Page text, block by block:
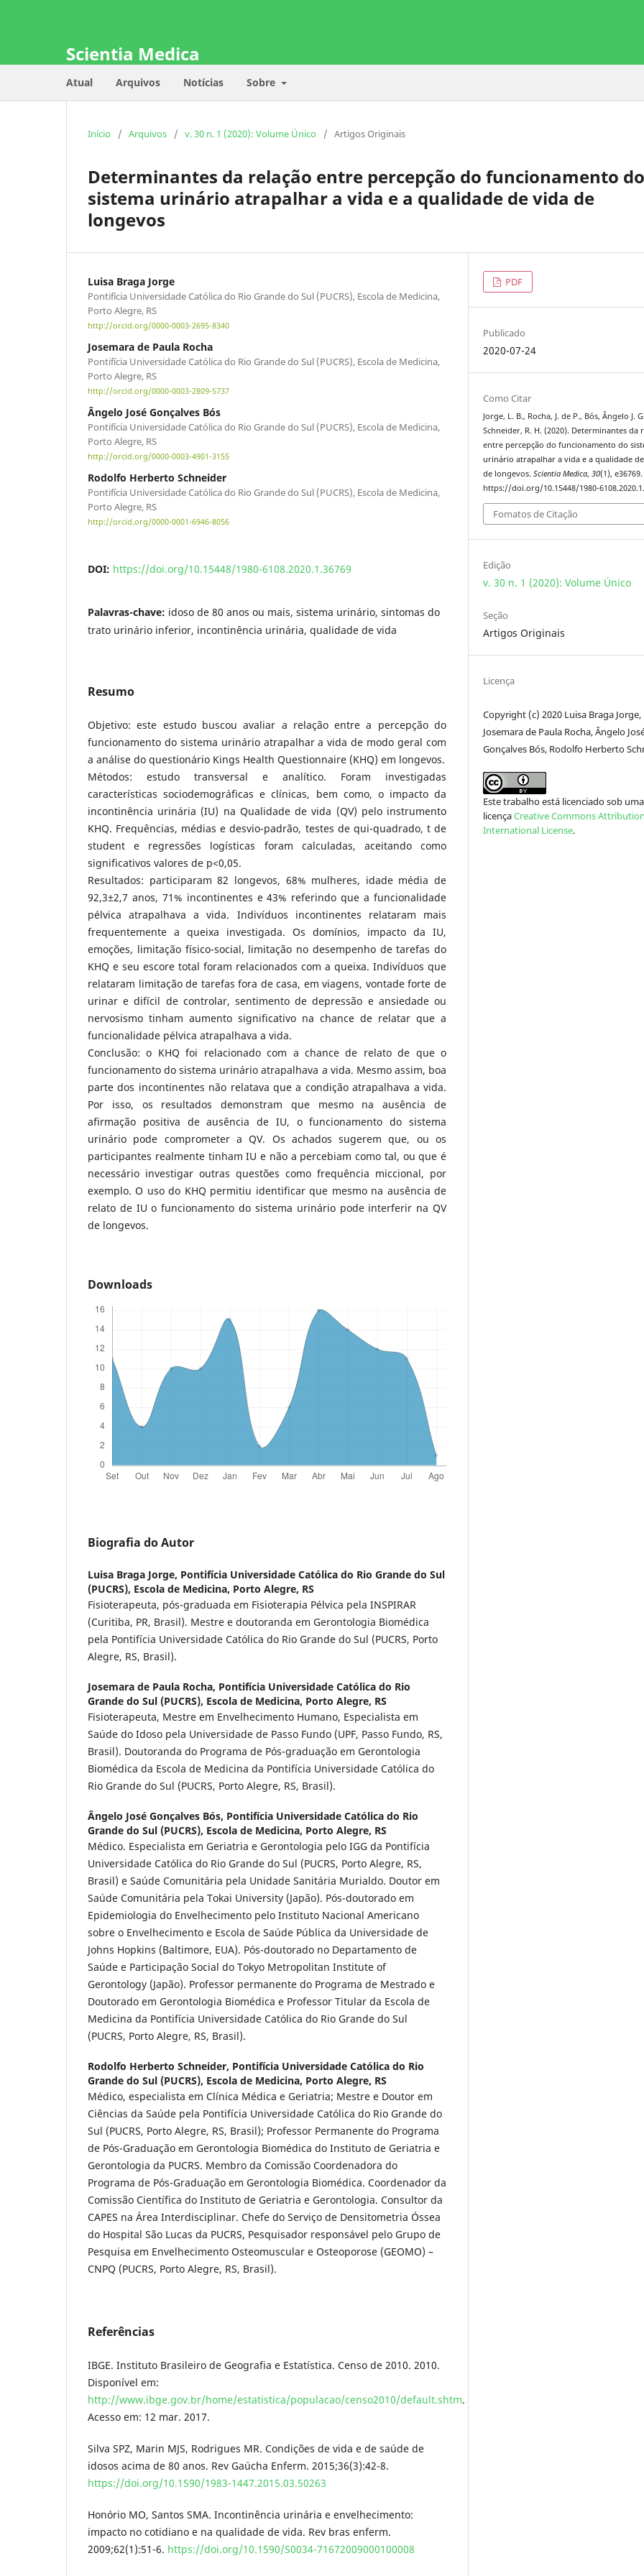
Scientia Medica
Atual Arquivos Notícias Sobre
Início / Arquivos / v. 30 n. 1 (2020): Volume Único / Artigos Originais
Determinantes da relação entre percepção do funcionamento do
sistema urinário atrapalhar a vida e a qualidade de vida de
longevos
Luisa Braga Jorge
Pontifícia Universidade Católica do Rio Grande do Sul (PUCRS), Escola de Medicina,
Porto Alegre, RS
http://orcid.org/0000-0003-2695-8340
Josemara de Paula Rocha
Pontifícia Universidade Católica do Rio Grande do Sul (PUCRS), Escola de Medicina,
Porto Alegre, RS
http://orcid.org/0000-0003-2809-5737
Ângelo José Gonçalves Bós
Pontifícia Universidade Católica do Rio Grande do Sul (PUCRS), Escola de Medicina,
Porto Alegre, RS
http://orcid.org/0000-0003-4901-3155
Rodolfo Herberto Schneider
Pontifícia Universidade Católica do Rio Grande do Sul (PUCRS), Escola de Medicina,
Porto Alegre, RS
http://orcid.org/0000-0001-6946-8056
DOI: https://doi.org/10.15448/1980-6108.2020.1.36769
Palavras-chave: idoso de 80 anos ou mais, sistema urinário, sintomas do
trato urinário inferior, incontinência urinária, qualidade de vida
Resumo
Objetivo: este estudo buscou avaliar a relação entre a percepção do
funcionamento do sistema urinário atrapalhar a vida de modo geral com
a análise do questionário Kings Health Questionnaire (KHQ) em longevos.
Métodos: estudo transversal e analítico. Foram investigadas
características sociodemográficas e clínicas, bem como, o impacto da
incontinência urinária (IU) na Qualidade de vida (QV) pelo instrumento
KHQ. Frequências, médias e desvio-padrão, testes de qui-quadrado, t de
student e regressões logísticas foram calculadas, aceitando como
significativos valores de p<0,05.
Resultados: participaram 82 longevos, 68% mulheres, idade média de
92,3±2,7 anos, 71% incontinentes e 43% referindo que a funcionalidade
pélvica atrapalhava a vida. Indivíduos incontinentes relataram mais
frequentemente a queixa investigada. Os domínios, impacto da IU,
emoções, limitação físico-social, limitação no desempenho de tarefas do
KHQ e seu escore total foram relacionados com a queixa. Indivíduos que
relataram limitação de tarefas fora de casa, em viagens, vontade forte de
urinar e difícil de controlar, sentimento de depressão e ansiedade ou
nervosismo tinham aumento significativo na chance de relatar que a
funcionalidade pélvica atrapalhava a vida.
Conclusão: o KHQ foi relacionado com a chance de relato de que o
funcionamento do sistema urinário atrapalhava a vida. Mesmo assim, boa
parte dos incontinentes não relatava que a condição atrapalhava a vida.
Por isso, os resultados demonstram que mesmo na ausência de
afirmação positiva de ausência de IU, o funcionamento do sistema
urinário pode comprometer a QV. Os achados sugerem que, ou os
participantes realmente tinham IU e não a percebiam como tal, ou que é
necessário investigar outras questões como frequência miccional, por
exemplo. O uso do KHQ permitiu identificar que mesmo na ausência de
relato de IU o funcionamento do sistema urinário pode interferir na QV
de longevos.
Downloads
Biografia do Autor
Luisa Braga Jorge, Pontifícia Universidade Católica do Rio Grande do Sul
(PUCRS), Escola de Medicina, Porto Alegre, RS
Fisioterapeuta, pós-graduada em Fisioterapia Pélvica pela INSPIRAR
(Curitiba, PR, Brasil). Mestre e doutoranda em Gerontologia Biomédica
pela Pontifícia Universidade Católica do Rio Grande do Sul (PUCRS, Porto
Alegre, RS, Brasil).
Josemara de Paula Rocha, Pontifícia Universidade Católica do Rio
Grande do Sul (PUCRS), Escola de Medicina, Porto Alegre, RS
Fisioterapeuta, Mestre em Envelhecimento Humano, Especialista em
Saúde do Idoso pela Universidade de Passo Fundo (UPF, Passo Fundo, RS,
Brasil). Doutoranda do Programa de Pós-graduação em Gerontologia
Biomédica da Escola de Medicina da Pontifícia Universidade Católica do
Rio Grande do Sul (PUCRS, Porto Alegre, RS, Brasil).
Ângelo José Gonçalves Bós, Pontifícia Universidade Católica do Rio
Grande do Sul (PUCRS), Escola de Medicina, Porto Alegre, RS
Médico. Especialista em Geriatria e Gerontologia pelo IGG da Pontifícia
Universidade Católica do Rio Grande do Sul (PUCRS, Porto Alegre, RS,
Brasil) e Saúde Comunitária pela Unidade Sanitária Murialdo. Doutor em
Saúde Comunitária pela Tokai University (Japão). Pós-doutorado em
Epidemiologia do Envelhecimento pelo Instituto Nacional Americano
sobre o Envelhecimento e Escola de Saúde Pública da Universidade de
Johns Hopkins (Baltimore, EUA). Pós-doutorado no Departamento de
Saúde e Participação Social do Tokyo Metropolitan Institute of
Gerontology (Japão). Professor permanente do Programa de Mestrado e
Doutorado em Gerontologia Biomédica e Professor Titular da Escola de
Medicina da Pontifícia Universidade Católica do Rio Grande do Sul
(PUCRS, Porto Alegre, RS, Brasil).
Rodolfo Herberto Schneider, Pontifícia Universidade Católica do Rio
Grande do Sul (PUCRS), Escola de Medicina, Porto Alegre, RS
Médico, especialista em Clínica Médica e Geriatria; Mestre e Doutor em
Ciências da Saúde pela Pontifícia Universidade Católica do Rio Grande do
Sul (PUCRS, Porto Alegre, RS, Brasil); Professor Permanente do Programa
de Pós-Graduação em Gerontologia Biomédica do Instituto de Geriatria e
Gerontologia da PUCRS. Membro da Comissão Coordenadora do
Programa de Pós-Graduação em Gerontologia Biomédica. Coordenador da
Comissão Científica do Instituto de Geriatria e Gerontologia. Consultor da
CAPES na Área Interdisciplinar. Chefe do Serviço de Densitometria Óssea
do Hospital São Lucas da PUCRS, Pesquisador responsável pelo Grupo de
Pesquisa em Envelhecimento Osteomuscular e Osteoporose (GEOMO) –
CNPQ (PUCRS, Porto Alegre, RS, Brasil).
Referências
IBGE. Instituto Brasileiro de Geografia e Estatística. Censo de 2010. 2010.
Disponível em:
http://www.ibge.gov.br/home/estatistica/populacao/censo2010/default.shtm.
Acesso em: 12 mar. 2017.
Silva SPZ, Marin MJS, Rodrigues MR. Condições de vida e de saúde de
idosos acima de 80 anos. Rev Gaúcha Enferm. 2015;36(3):42-8.
https://doi.org/10.1590/1983-1447.2015.03.50263
Honório MO, Santos SMA. Incontinência urinária e envelhecimento:
impacto no cotidiano e na qualidade de vida. Rev bras enferm.
2009;62(1):51-6. https://doi.org/10.1590/S0034-71672009000100008
PDF
Publicado
2020-07-24
Como Citar
Jorge, L. B., Rocha, J. de P., Bós, Ângelo J.
Schneider, R. H. (2020). Determinantes da
entre percepção do funcionamento do
urinário atrapalhar a vida e a qualidade
de longevos.Scientia Medica,30(1), e36769.
https://doi.org/10.15448/1980-
Fomatos de Citação
Edição
v. 30 n. 1 (2020): Volume Único
Seção
Artigos Originais
Licença
Copyright (c) 2020 Luisa Braga Jorge,
Josemara de Paula Rocha, Ângelo
Gonçalves Bós, Rodolfo Herberto
Este trabalho está licenciado sob uma
licençaCreative Commons
International License.